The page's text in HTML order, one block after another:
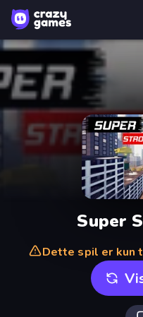
Super
Dette spil er kun